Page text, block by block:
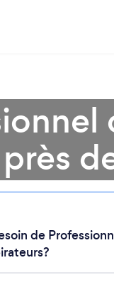
Chargement...
de